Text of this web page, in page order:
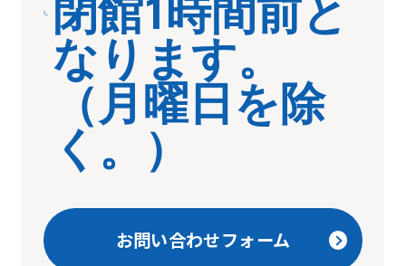
閉館1時間前と
なります。
（月曜日を除
く。）
お問い合わせフォーム